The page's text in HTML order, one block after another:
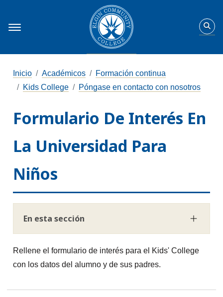
Inicio Académicos
Formación continua
Kids College
Póngase en contacto con nosotros
Formulario De Interés En
La Universidad Para
Niños
En esta sección
Rellene el formulario de interés para el Kids' College
con los datos del alumno y de sus padres.